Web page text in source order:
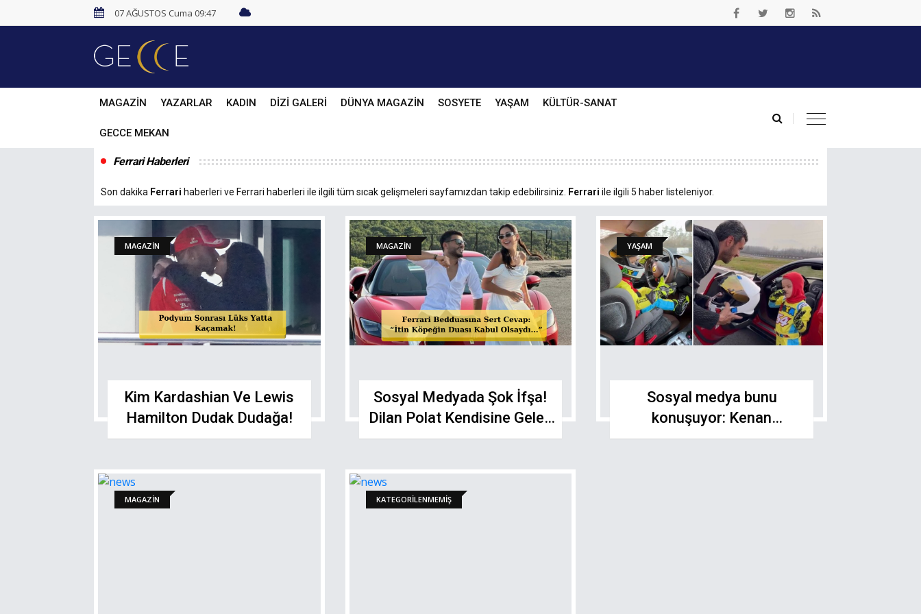
07 AĞUSTOS Cuma 09:47
MAGAZİN YAZARLAR KADIN DİZİ GALERİ DÜNYA MAGAZİN SOSYETE YAŞAM KÜLTÜR-SANAT
GECCE MEKAN
Ferrari Haberleri
Son dakika Ferrari haberleri ve Ferrari haberleri ile ilgili tüm sıcak gelişmeleri sayfamızdan takip edebilirsiniz. Ferrari ile ilgili 5 haber listeleniyor.
MAGAZİN
Kim Kardashian Ve Lewis
Hamilton Dudak Dudağa!
MAGAZİN
Sosyal Medyada Şok İfşa!
Dilan Polat Kendisine Gelen
Mesajı Paylaşıp Ateş
YAŞAM
Sosyal medya bunu
konuşuyor: Kenan
Sofuoğlu'nun oğlu Zayn,
MAGAZİN KATEGORILENMEMIŞ